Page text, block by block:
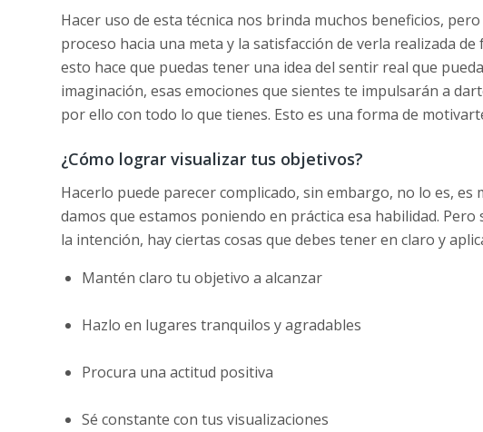
Hacer uso de esta técnica nos brinda muchos beneficios,
proceso hacia una meta y la satisfacción de verla realizada
esto hace que puedas tener una idea del sentir real que
imaginación, esas emociones que sientes te impulsarán a
por ello con todo lo que tienes. Esto es una forma de
¿Cómo lograr visualizar tus objetivos?
Hacerlo puede parecer complicado, sin embargo, no lo es, es
damos que estamos poniendo en práctica esa habilidad.
la intención, hay ciertas cosas que debes tener en claro y
Mantén claro tu objetivo a alcanzar
Hazlo en lugares tranquilos y agradables
Procura una actitud positiva
Sé constante con tus visualizaciones